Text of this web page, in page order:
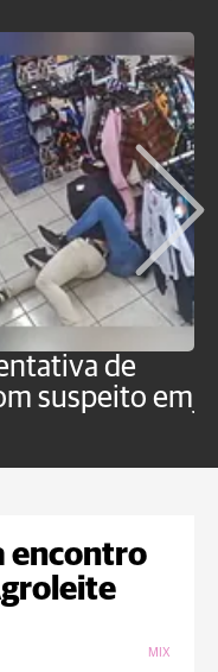
de
suspeito em
encontro
MIX